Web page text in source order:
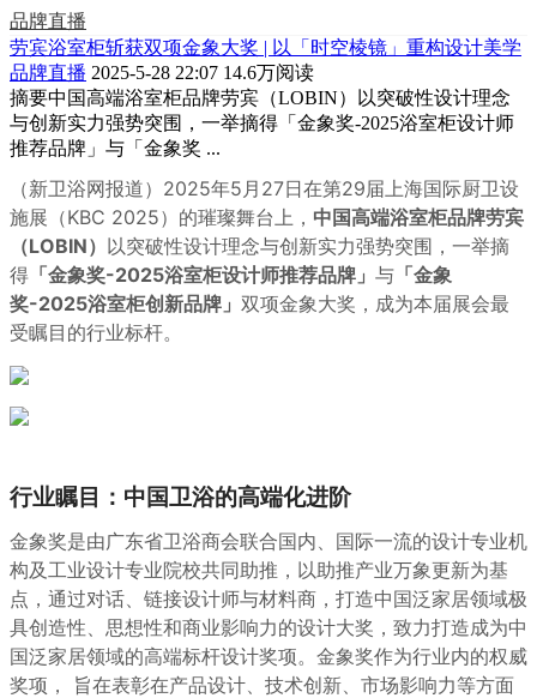
品牌直播
劳宾浴室柜斩获双项金象大奖 | 以「时空棱镜」重构设计美学
品牌直播 2025-5-28 22:07 14.6万阅读
摘要中国高端浴室柜品牌劳宾（LOBIN）以突破性设计理念
与创新实力强势突围，一举摘得「金象奖-2025浴室柜设计师
推荐品牌」与「金象奖 ...
（新卫浴网报道）2025年5月27日在第29届上海国际厨卫设
施展（KBC 2025）的璀璨舞台上， 中国高端浴室柜品牌劳宾
（LOBIN） 以突破性设计理念与创新实力强势突围，一举摘
得 「金象奖-2025浴室柜设计师推荐品牌」 与 「金象
奖-2025浴室柜创新品牌」 双项金象大奖，成为本届展会最
受瞩目的行业标杆。
行业瞩目：中国卫浴的高端化进阶
金象奖是由广东省卫浴商会联合国内、国际一流的设计专业机
构及工业设计专业院校共同助推，以助推产业万象更新为基
点，通过对话、链接设计师与材料商，打造中国泛家居领域极
具创造性、思想性和商业影响力的设计大奖，致力打造成为中
国泛家居领域的高端标杆设计奖项。金象奖作为行业内的权威
奖项， 旨在表彰在产品设计、技术创新、市场影响力等方面